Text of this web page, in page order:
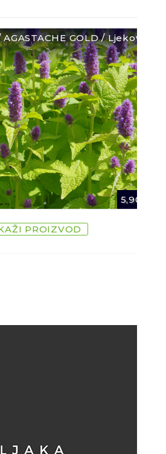
GOLD / Ljekovito
¨
5,90
PROIZVOD